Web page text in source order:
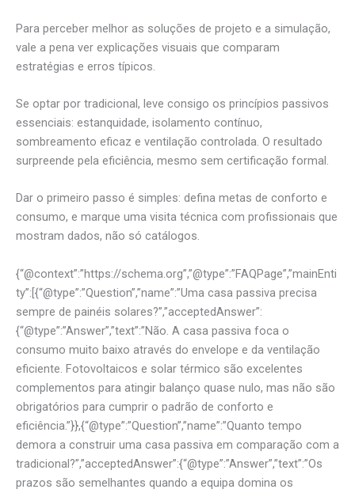
Para perceber melhor as soluções de projeto e a simulação,
vale a pena ver explicações visuais que comparam
estratégias e erros típicos.
Se optar por tradicional, leve consigo os princípios passivos
essenciais: estanquidade, isolamento contínuo,
sombreamento eficaz e ventilação controlada. O resultado
surpreende pela eficiência, mesmo sem certificação formal.
Dar o primeiro passo é simples: defina metas de conforto e
consumo, e marque uma visita técnica com profissionais que
mostram dados, não só catálogos.
{“@context”:”https://schema.org”,”@type”:”FAQPage”,”mainEnti
ty”:[{“@type”:”Question”,”name”:”Uma casa passiva precisa
sempre de painéis solares?”,”acceptedAnswer”:
{“@type”:”Answer”,”text”:”Não. A casa passiva foca o
consumo muito baixo através do envelope e da ventilação
eficiente. Fotovoltaicos e solar térmico são excelentes
complementos para atingir balanço quase nulo, mas não são
obrigatórios para cumprir o padrão de conforto e
eficiência.”}},{“@type”:”Question”,”name”:”Quanto tempo
demora a construir uma casa passiva em comparação com a
tradicional?”,”acceptedAnswer”:{“@type”:”Answer”,”text”:”Os
prazos são semelhantes quando a equipa domina os